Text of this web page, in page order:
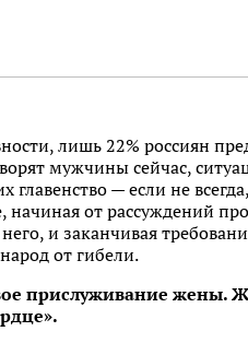
лишь 22% россиян
мужчины сейчас,
— если не
от рассуждений
и заканчивая
от гибели.
прислуживание жены.